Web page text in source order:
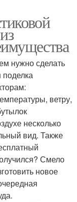
нужно сделать
поделка
ветру,
несколько
вид. Также
Смело
новое